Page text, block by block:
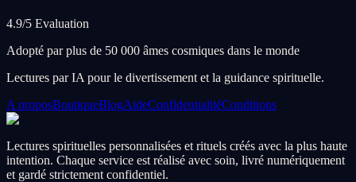
4.9/5 Evaluation
Adopté par plus de 50 000 âmes cosmiques dans le monde
Lectures par IA pour le divertissement et la guidance spirituelle.
A proposBoutiqueBlogAideConfidentialitéConditions
Lectures spirituelles personnalisées et rituels créés avec la plus haute
intention. Chaque service est réalisé avec soin, livré numériquement
et gardé strictement confidentiel.